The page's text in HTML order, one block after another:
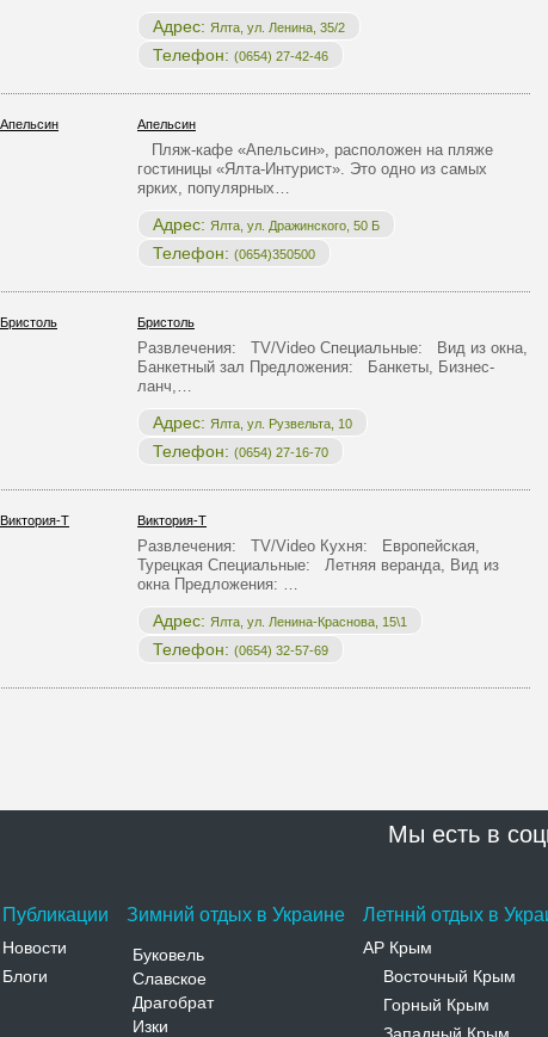
Адрес: Ялта, ул. Ленина, 35/2
Телефон: (0654) 27-42-46
Апельсин
Пляж-кафе «Апельсин», расположен на пляже
гостиницы «Ялта-Интурист». Это одно из самых
ярких, популярных…
Адрес: Ялта, ул. Дражинского, 50 Б
Телефон: (0654)350500
Бристоль
Развлечения: TV/Video Специальные: Вид из окна,
Банкетный зал Предложения: Банкеты, Бизнес-
ланч,…
Адрес: Ялта, ул. Рузвельта, 10
Телефон: (0654) 27-16-70
Виктория-Т
Развлечения: TV/Video Кухня: Европейская,
Турецкая Специальные: Летняя веранда, Вид из
окна Предложения: …
Адрес: Ялта, ул. Ленина-Краснова, 15\1
Телефон: (0654) 32-57-69
Мы есть в
Публикации
Новости
Блоги
Зимний отдых в Украине
Буковель
Славское
Драгобрат
Изки
Летннй отдых в
АР Крым
Восточный Крым
Горный Крым